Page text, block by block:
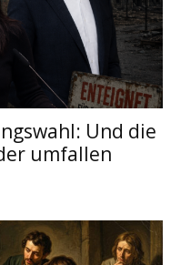
Und die
umfallen